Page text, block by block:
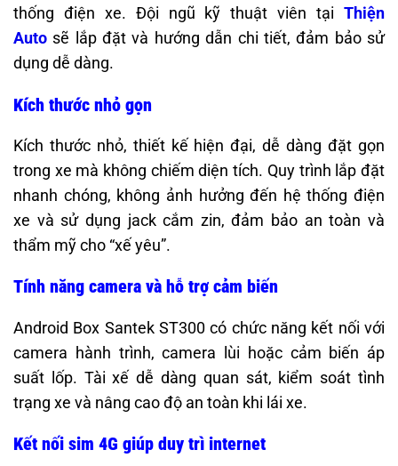
thống điện xe. Đội ngũ kỹ thuật viên tại Thiện
Auto sẽ lắp đặt và hướng dẫn chi tiết, đảm bảo sử
dụng dễ dàng.
Kích thước nhỏ gọn
Kích thước nhỏ, thiết kế hiện đại, dễ dàng đặt gọn
trong xe mà không chiếm diện tích. Quy trình lắp đặt
nhanh chóng, không ảnh hưởng đến hệ thống điện
xe và sử dụng jack cắm zin, đảm bảo an toàn và
thẩm mỹ cho “xế yêu”.
Tính năng camera và hỗ trợ cảm biến
Android Box Santek ST300 có chức năng kết nối với
camera hành trình, camera lùi hoặc cảm biến áp
suất lốp. Tài xế dễ dàng quan sát, kiểm soát tình
trạng xe và nâng cao độ an toàn khi lái xe.
Kết nối sim 4G giúp duy trì internet